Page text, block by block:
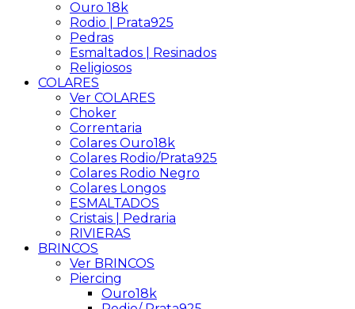
Ouro 18k
Rodio | Prata925
Pedras
Esmaltados | Resinados
Religiosos
COLARES
Ver COLARES
Choker
Correntaria
Colares Ouro18k
Colares Rodio/Prata925
Colares Rodio Negro
Colares Longos
ESMALTADOS
Cristais | Pedraria
RIVIERAS
BRINCOS
Ver BRINCOS
Piercing
Ouro18k